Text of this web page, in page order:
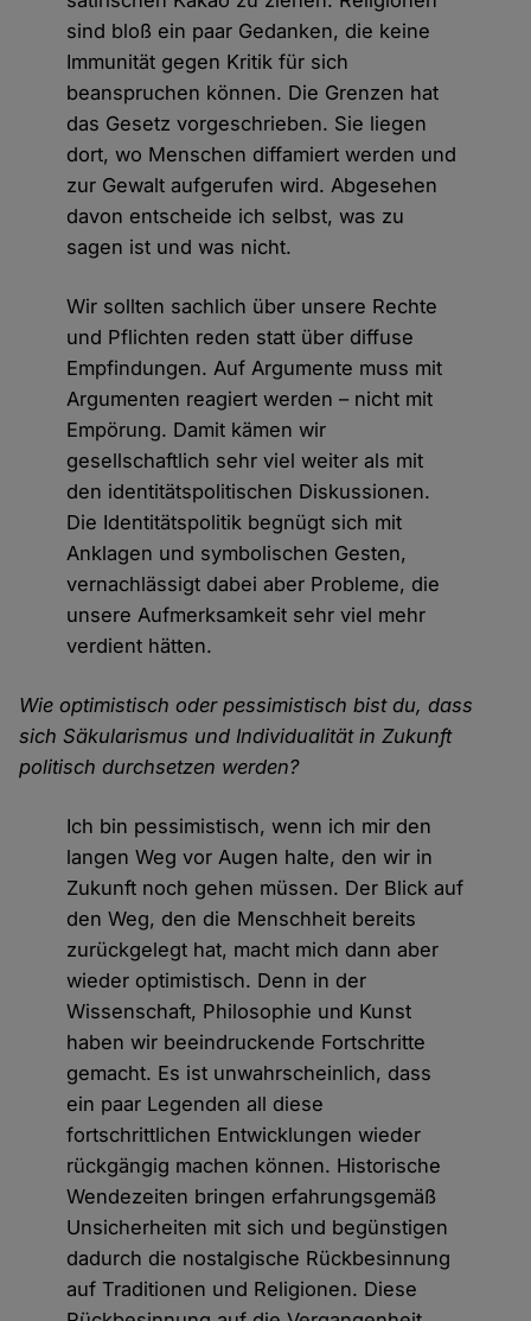
sind bloß ein paar Gedanken, die keine
Immunität gegen Kritik für sich
beanspruchen können. Die Grenzen hat
das Gesetz vorgeschrieben. Sie liegen
dort, wo Menschen diffamiert werden und
zur Gewalt aufgerufen wird. Abgesehen
davon entscheide ich selbst, was zu
sagen ist und was nicht.
Wir sollten sachlich über unsere Rechte
und Pflichten reden statt über diffuse
Empfindungen. Auf Argumente muss mit
Argumenten reagiert werden – nicht mit
Empörung. Damit kämen wir
gesellschaftlich sehr viel weiter als mit
den identitätspolitischen Diskussionen.
Die Identitätspolitik begnügt sich mit
Anklagen und symbolischen Gesten,
vernachlässigt dabei aber Probleme, die
unsere Aufmerksamkeit sehr viel mehr
verdient hätten.
Wie optimistisch oder pessimistisch bist du, dass
sich Säkularismus und Individualität in Zukunft
politisch durchsetzen werden?
Ich bin pessimistisch, wenn ich mir den
langen Weg vor Augen halte, den wir in
Zukunft noch gehen müssen. Der Blick auf
den Weg, den die Menschheit bereits
zurückgelegt hat, macht mich dann aber
wieder optimistisch. Denn in der
Wissenschaft, Philosophie und Kunst
haben wir beeindruckende Fortschritte
gemacht. Es ist unwahrscheinlich, dass
ein paar Legenden all diese
fortschrittlichen Entwicklungen wieder
rückgängig machen können. Historische
Wendezeiten bringen erfahrungsgemäß
Unsicherheiten mit sich und begünstigen
dadurch die nostalgische Rückbesinnung
auf Traditionen und Religionen. Diese